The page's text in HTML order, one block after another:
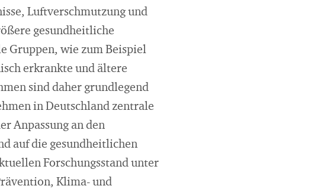
Luftverschmutzung und
gesundheitliche
Gruppen, wie zum Beispiel
erkrankte und ältere
sind daher grundlegend
in Deutschland zentrale
Anpassung an den
auf die gesundheitlichen
Forschungsstand unter
Klima- und